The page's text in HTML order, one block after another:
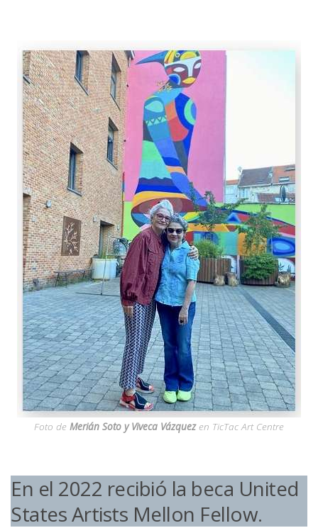
Foto de Merián Soto y Viveca Vázquezen TicTac Art Centre
En el 2022 recibió la beca United
States Artists Mellon Fellow.